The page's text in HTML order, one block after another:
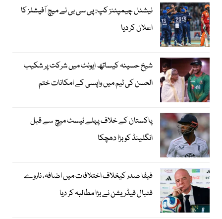
نیشنل چیمپئنز کپ: پی سی بی نے میچ آفیشلز کا
اعلان کر دیا
شیخ حسینہ کیساتھ ایونٹ میں شرکت پر شکیب
الحسن کی ٹیم میں واپسی کے امکانات ختم
پاکستان کے خلاف پہلے ٹیسٹ میچ سے قبل
انگلینڈ کو بڑا دھچکا
فیفا صدر کیخلاف اختلافات میں اضافہ، ناروے
فٹبال فیڈریشن نے بڑا مطالبہ کر دیا